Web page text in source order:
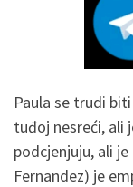
Paula se trudi
tuđoj nesreći, ali
podcjenjuju, ali
Fernandez) je